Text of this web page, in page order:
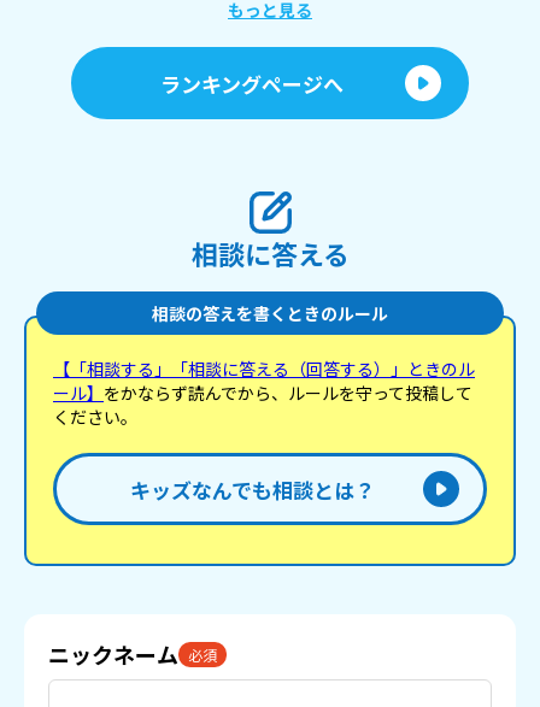
もっと見る
ランキングページへ
相談に答える
相談の答えを書くときのルール
【「相談する」「相談に答える（回答する）」ときのル
ール】 をかならず読んでから、ルールを守って投稿して
ください。
キッズなんでも相談とは？
ニックネーム 必須